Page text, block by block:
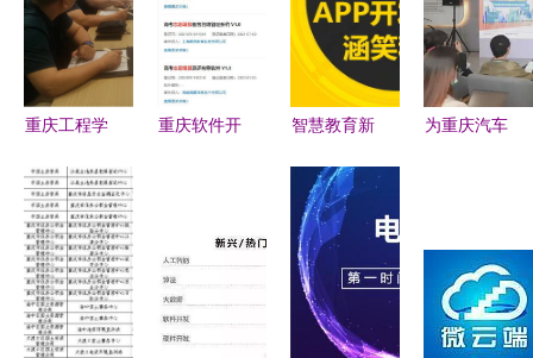
重庆工程学
庆软件开发
人才的摇篮
重庆软件开
智慧教育新
在线教育软
件开发与
APP定制助
力数字化转
型
为重庆汽车
研发中心正
式上线